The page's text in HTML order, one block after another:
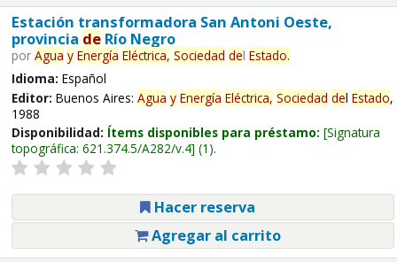
Estación transformadora San Antoni Oeste,
provincia deRío Negro
por Agua y Energía Eléctrica, Sociedad del Estado.
Idioma: Español
Editor: Buenos Aires: Agua y Energía Eléctrica, Sociedad del Estado,
1988
Disponibilidad: Ítems disponibles para préstamo: Signatura
topográfica: 621.374.5/A282/v.4 (1).
Hacer reserva
Agregar al carrito